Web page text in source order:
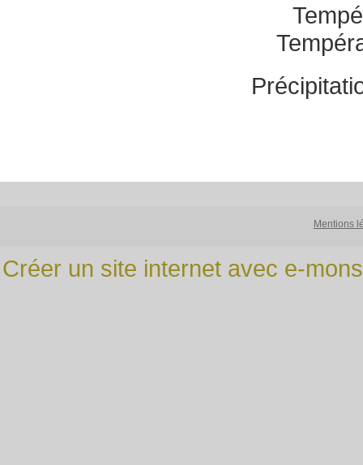
Mentions
Créer un site internet avec e-